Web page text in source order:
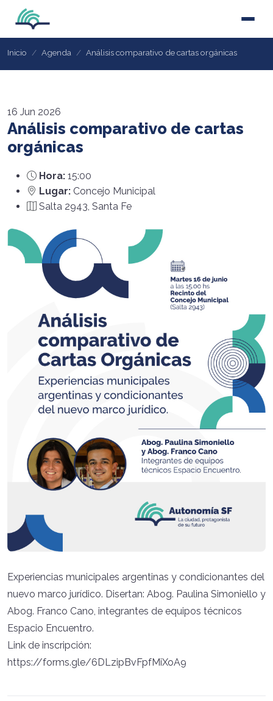
Inicio Agenda Análisis comparativo de cartas orgánicas
16 Jun 2026
Análisis comparativo de cartas
orgánicas
Hora: 15:00
Lugar: Concejo Municipal
Salta 2943, Santa Fe
Experiencias municipales argentinas y condicionantes del
nuevo marco jurídico. Disertan: Abog. Paulina Simoniello y
Abog. Franco Cano, integrantes de equipos técnicos
Espacio Encuentro.
Link de inscripción:
https://forms.gle/6DLzipBvFpfMiXoA9